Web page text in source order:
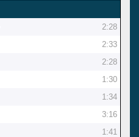
2:28
2:33
2:28
1:30
1:34
3:16
1:41